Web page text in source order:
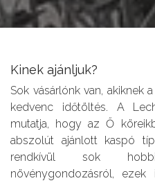
Kinek ajánljuk?
Sok vásárlónk van, akiknek
kedvenc időtöltés. A
mutatja, hogy az Ő
abszolút ajánlott kaspó
rendkívül sok
növénygondozásról,